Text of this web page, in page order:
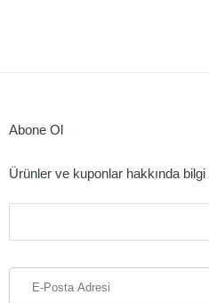
Abone Ol
Ürünler ve kuponlar hakkında